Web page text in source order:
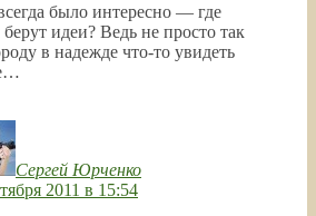
было интересно — где
идеи? Ведь не просто так
в надежде что-то увидеть
Сергей Юрченко
2011 в 15:54